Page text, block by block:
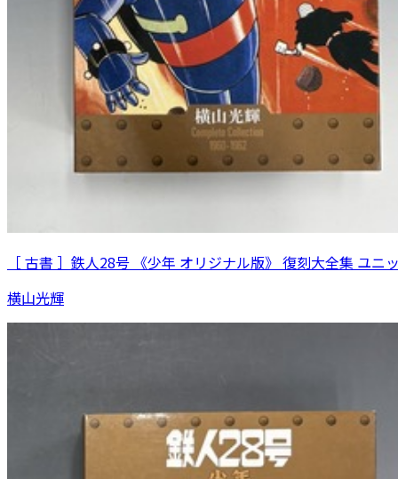
［ 古書 ］鉄人28号 《少年 オリジナル版》 復刻大全集 ユニ
横山光輝